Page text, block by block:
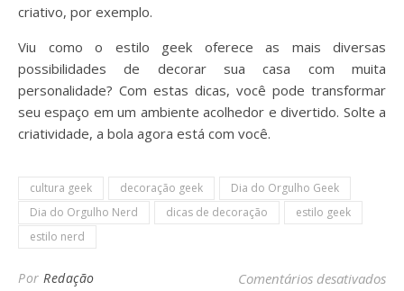
criativo, por exemplo.
Viu como o estilo geek oferece as mais diversas
possibilidades de decorar sua casa com muita
personalidade? Com estas dicas, você pode transformar
seu espaço em um ambiente acolhedor e divertido. Solte a
criatividade, a bola agora está com você.
cultura geek decoração geek
Dia do Orgulho Geek
Dia do Orgulho Nerd
dicas de decoração
estilo geek
estilo nerd
Por Redação Comentários desativados